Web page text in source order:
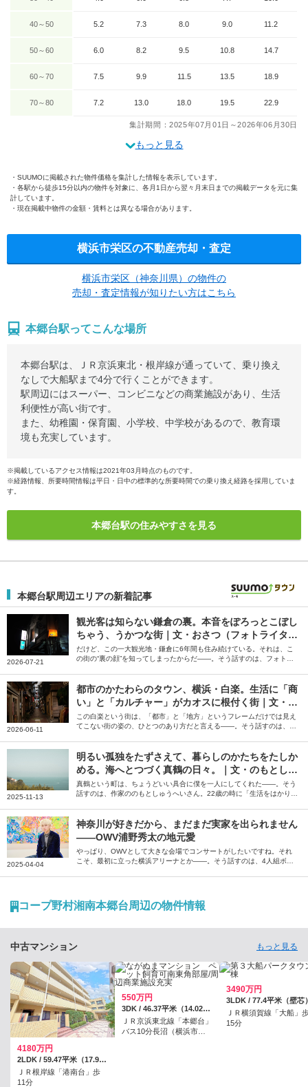
40～50 5.2 7.3 8.0 9.0 11.2
50～60 6.0 8.2 9.5 10.8 14.7
60～70 7.5 9.9 11.5 13.5 18.9
70～80 7.2 13.0 18.0 19.5 22.9
集計期間：2025年07月01日～2026年06月30日
もっと見る
SUUMOに掲載された物件価格を集計した情報を表示しています。
各駅から徒歩15分以内の物件を対象に、各月1日から翌々月末日までの掲載データを元に集
計しています。
現在掲載中物件の金額・賃料とは異なる場合があります。
横浜市栄区の不動産売却・査定
横浜市栄区（神奈川県）の物件の
売却・査定情報が知りたい方はこちら
本郷台駅ってこんな場所
本郷台駅は、ＪＲ京浜東北・根岸線が通っていて、乗り換え
なしで大船駅まで4分で行くことができます。
駅周辺にはスーパー、コンビニなどの商業施設があり、生活
利便性が高い街です。
また、幼稚園・保育園、小学校、中学校があるので、教育環
境も充実しています。
※掲載しているアクセス情報は2021年03月時点のものです。
※経路情報、所要時間情報は平日・日中の標準的な所要時間での乗り換え経路を採用していま
す。
本郷台駅の住みやすさを見る
本郷台駅周辺エリアの新着記事
2026-07-21
観光客は知らない鎌倉の裏。本音をぽろっとこぼし
ちゃう、うかつな街｜文・おさつ（フォトライタ
ー）
だけど、この一大観光地・鎌倉に6年間も住み続けている。それは、こ
の街の“裏の顔”を知ってしまったからだ――。そう話すのは、フォトラ
2026-06-11
都市のかたわらのタウン、横浜・白楽。生活に「商
い」と「カルチャー」がカオスに根付く街｜文・小
池真幸
この白楽という街は、「都市」と「地方」というフレームだけでは見え
てこない街の姿の、ひとつのあり方だと言える――。そう話すのは、編
2025-11-13
明るい孤独をたずさえて、暮らしのかたちをたしか
める。海へとつづく真鶴の日々。｜文・のもとしゅ
うへい（作家）
真鶴という町は、ちょうどいい具合に僕を一人にしてくれた――。そう
話すのは、作家ののもとしゅうへいさん。22歳の時に「生活をはかりな
2025-04-04
神奈川が好きだから、まだまだ実家を出られません
――OWV浦野秀太の地元愛
やっぱり、OWVとして大きな会場でコンサートがしたいですね。それ
こそ、最初に立った横浜アリーナとか――。そう話すのは、4人組ボー
コープ野村湘南本郷台周辺の物件情報
中古マンション もっと見る
4180万円
2LDK / 59.47平米（17.98坪）（壁芯）
ＪＲ根岸線「港南台」歩
11分
550万円
3DK / 46.37平米（14.02坪）（壁芯）
ＪＲ京浜東北線「本郷台」
バス10分長沼（横浜市）
3490万円
3LDK / 77.4平米（壁芯
ＪＲ横須賀線「大船」
15分